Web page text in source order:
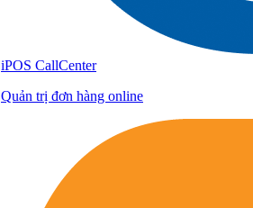
iPOS CallCenter
Quản trị đơn hàng online